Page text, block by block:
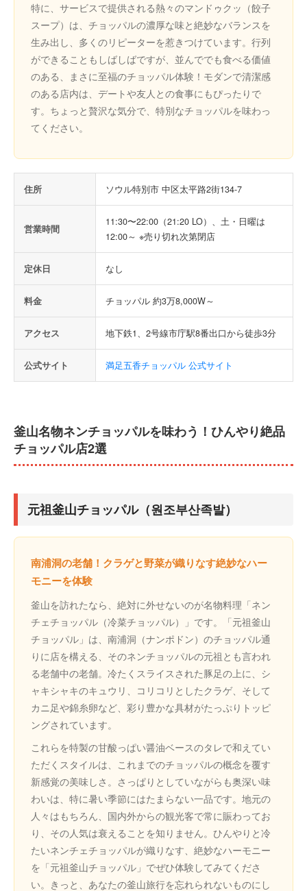
特に、サービスで提供される熱々のマンドゥクッ（餃子
スープ）は、チョッパルの濃厚な味と絶妙なバランスを
生み出し、多くのリピーターを惹きつけています。行列
ができることもしばしばですが、並んででも食べる価値
のある、まさに至福のチョッパル体験！モダンで清潔感
のある店内は、デートや友人との食事にもぴったりで
す。ちょっと贅沢な気分で、特別なチョッパルを味わっ
てください。
住所 ソウル特別市 中区太平路2街134-7
営業時間
11:30〜22:00（21:20 LO）、土・日曜は
12:00～ ※売り切れ次第閉店
定休日 なし
料金 チョッパル 約3万8,000W～
アクセス 地下鉄1、2号線市庁駅8番出口から徒歩3分
公式サイト 満足五香チョッパル 公式サイト
釜山名物ネンチョッパルを味わう！ひんやり絶品
チョッパル店2選
元祖釜山チョッパル（원조부산족발）
南浦洞の老舗！クラゲと野菜が織りなす絶妙なハー
モニーを体験
釜山を訪れたなら、絶対に外せないのが名物料理「ネン
チェチョッパル（冷菜チョッパル）」です。「元祖釜山
チョッパル」は、南浦洞（ナンポドン）のチョッパル通
りに店を構える、そのネンチョッパルの元祖とも言われ
る老舗中の老舗。冷たくスライスされた豚足の上に、シ
ャキシャキのキュウリ、コリコリとしたクラゲ、そして
カニ足や錦糸卵など、彩り豊かな具材がたっぷりトッピ
ングされています。
これらを特製の甘酸っぱい醤油ベースのタレで和えてい
ただくスタイルは、これまでのチョッパルの概念を覆す
新感覚の美味しさ。さっぱりとしていながらも奥深い味
わいは、特に暑い季節にはたまらない一品です。地元の
人々はもちろん、国内外からの観光客で常に賑わってお
り、その人気は衰えることを知りません。ひんやりと冷
たいネンチェチョッパルが織りなす、絶妙なハーモニー
を「元祖釜山チョッパル」でぜひ体験してみてくださ
い。きっと、あなたの釜山旅行を忘れられないものにし